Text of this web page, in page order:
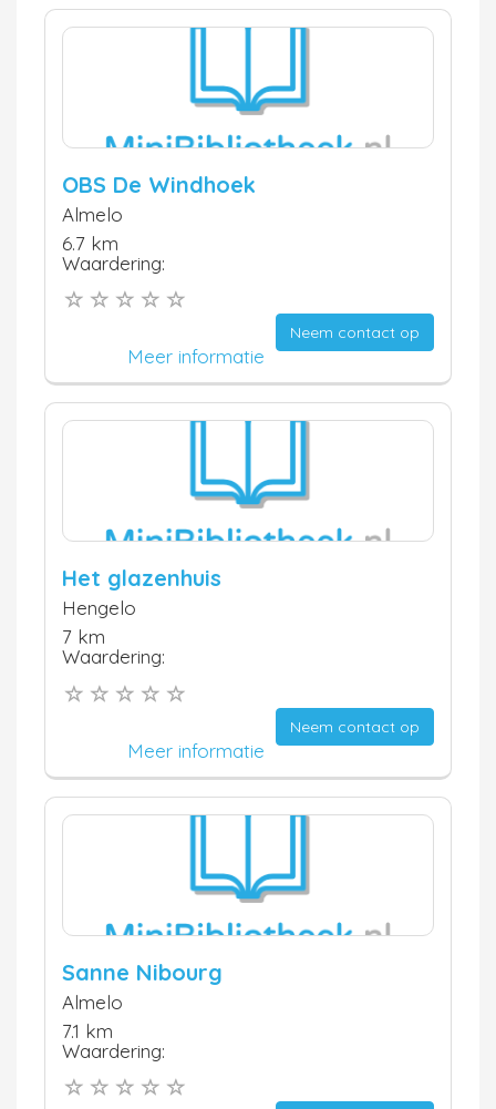
OBS De Windhoek
Almelo
6.7 km
Waardering:
Neem contact op
Meer informatie
Het glazenhuis
Hengelo
7 km
Waardering:
Neem contact op
Meer informatie
Sanne Nibourg
Almelo
7.1 km
Waardering: